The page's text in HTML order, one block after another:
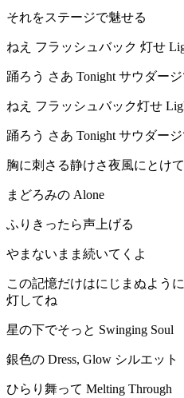
それをステージで魅せる
ねえ フラッシュバック 灯せ
踊ろう さあ Tonight サウダー
ねえ フラッシュバック灯せ
踊ろう さあ Tonight サウダー
胸に刺さる静けさ夜風にとけ
まどろみの Alone
ふりきったら声上げる
やまないまま続いてくよ
この記憶だけはにじまぬよう
灯してね
星の下でそっと Swinging Soul
銀色の Dress, Glow シルエット
ひらり舞って Melting Through